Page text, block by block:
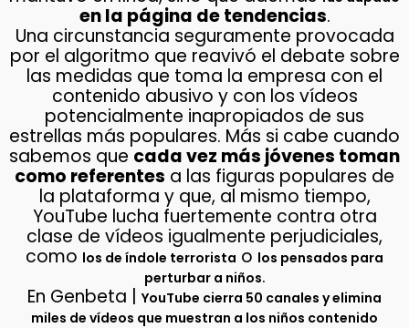
en la página de tendencias.
Una circunstancia seguramente provocada
por el algoritmo que reavivó el debate sobre
las medidas que toma la empresa con el
contenido abusivo y con los vídeos
potencialmente inapropiados de sus
estrellas más populares. Más si cabe cuando
sabemos que cada vez más jóvenes toman
como referentes a las figuras populares de
la plataforma y que, al mismo tiempo,
YouTube lucha fuertemente contra otra
clase de vídeos igualmente perjudiciales,
como los de índole terrorista o los pensados para
perturbar a niños.
En Genbeta |YouTube cierra 50 canales y elimina
miles de vídeos que muestran a los niños contenido